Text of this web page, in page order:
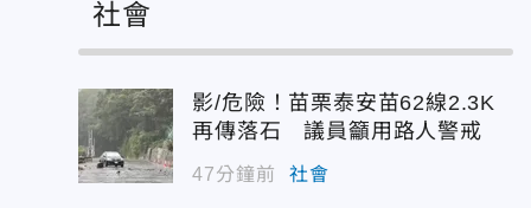
社會
影/危險！苗栗泰安苗62線2.3K
再傳落石 議員籲用路人警戒
47分鐘前 社會